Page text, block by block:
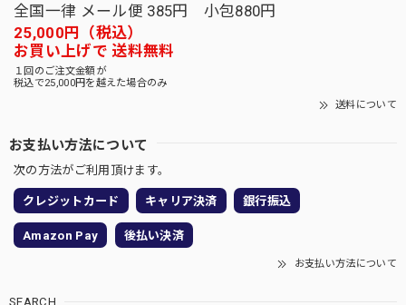
全国一律 メール便 385円 小包880円
25,000円（税込）
お買い上げで 送料無料
１回のご注文金額が
税込で25,000円を越えた場合のみ
送料について
お支払い方法について
次の方法がご利用頂けます。
クレジットカード キャリア決済 銀行振込
Amazon Pay 後払い決済
お支払い方法について
SEARCH